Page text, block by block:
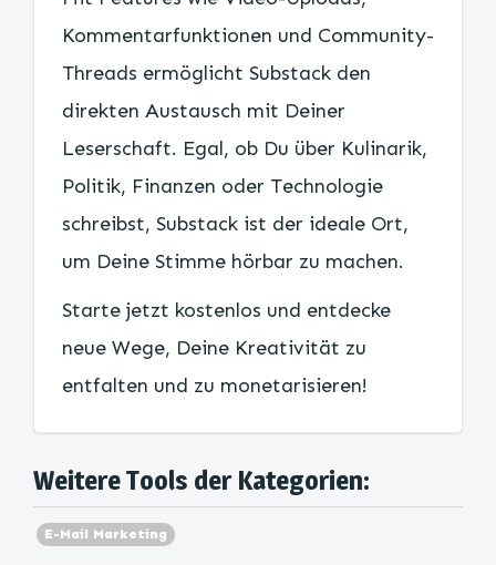
Kommentarfunktionen und Community-
Threads ermöglicht Substack den
direkten Austausch mit Deiner
Leserschaft. Egal, ob Du über Kulinarik,
Politik, Finanzen oder Technologie
schreibst, Substack ist der ideale Ort,
um Deine Stimme hörbar zu machen.
Starte jetzt kostenlos und entdecke
neue Wege, Deine Kreativität zu
entfalten und zu monetarisieren!
Weitere Tools der Kategorien:
E-Mail Marketing